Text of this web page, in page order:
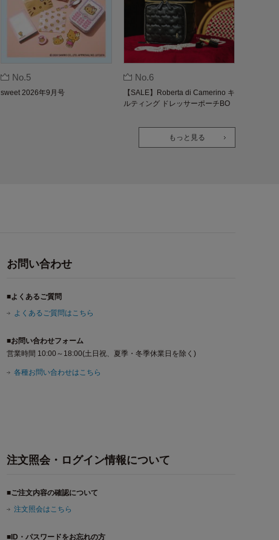
No.5
sweet 2026年9月号
No.6
【SALE】Roberta di Camerino キ
ルティング ドレッサーポーチBO
もっと見る
お問い合わせ
■よくあるご質問
よくあるご質問はこちら
■お問い合わせフォーム
営業時間 10:00～18:00(土日祝、夏季・冬季休業日を除く)
各種お問い合わせはこちら
注文照会・ログイン情報について
■ご注文内容の確認について
注文照会はこちら
■ID・パスワードをお忘れの方